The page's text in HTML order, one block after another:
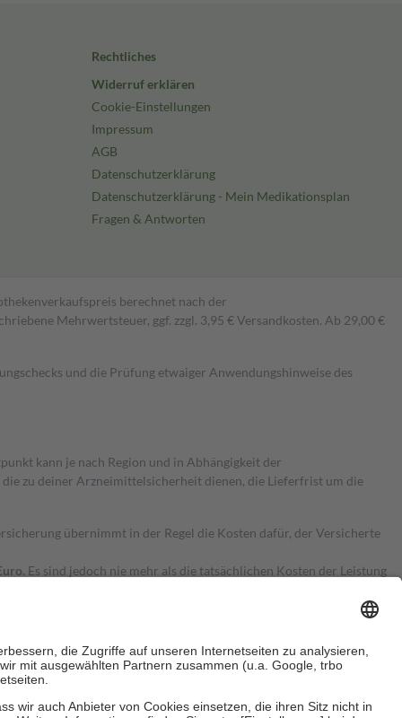
Rechtliches
Widerruf erklären
Cookie-Einstellungen
Impressum
AGB
Datenschutzerklärung
Datenschutzerklärung - Mein Medikationsplan
Fragen & Antworten
berechnet nach der
Mehrwertsteuer, ggf. zzgl. 3,95 € Versandkosten. Ab 29,00 €
und die Prüfung etwaiger Anwendungshinweise des
kann je nach Region und in Abhängigkeit der
zu deiner Arzneimittelsicherheit dienen, die Lieferfrist um die
übernimmt in der Regel die Kosten dafür, der Versicherte
Es sind jedoch nie mehr als die tatsächlichen Kosten der Leistung
Zuzahlungen an bei: